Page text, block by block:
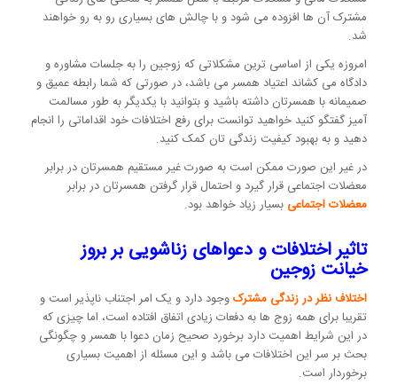
مشترک آن ها افزوده می شود و با چالش های بسیاری رو به رو خواهند
شد.
امروزه یکی از اساسی ترین مشکلاتی که زوجین را به جلسات مشاوره و
دادگاه می کشاند اعتیاد همسر می باشد، در صورتی که شما رابطه عمیق و
صمیمانه با همسرتان داشته باشید و بتوانید با یکدیگر به طور مسالمت
آمیز گفتگو کنید خواهید توانست برای رفع اختلافات خود اقداماتی را انجام
دهید و به بهبود کیفیت زندگی تان کمک کنید.
در غیر این صورت ممکن است به صورت غیر مستقیم همسرتان در برابر
معضلات اجتماعی قرار گیرد و احتمال قرار گرفتن همسرتان در برابر
معضلات اجتماعی بسیار زیاد خواهد بود.
تاثیر اختلافات و دعواهای زناشویی بر بروز
خیانت زوجین
اختلاف نظر در زندگی مشترکوجود دارد و یک امر اجتناب ناپذیر است و
تقریبا برای همه زوج ها به دفعات زیادی اتفاق افتاده است، اما چیزی که
در این شرایط اهمیت دارد برخورد صحیح زمان دعوا با همسر و چگونگی
بحث بر سر این اختلافات می باشد و این مسئله از اهمیت بسیاری
برخوردار است.